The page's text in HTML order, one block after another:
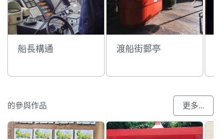
船長構通 渡船街郵亭
的參與作品 更多...